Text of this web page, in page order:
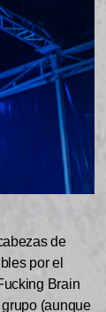
de
por el
Brain
(aunque